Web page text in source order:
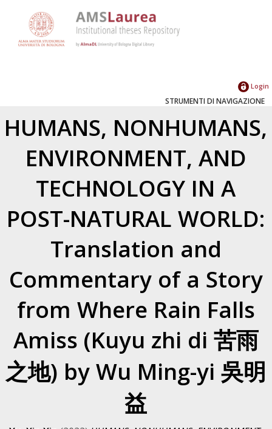
Login
STRUMENTI DI NAVIGAZIONE
HUMANS, NONHUMANS,
ENVIRONMENT, AND
TECHNOLOGY IN A
POST-NATURAL WORLD:
Translation and
Commentary of a Story
from Where Rain Falls
Amiss (Kuyu zhi di 苦雨
之地) by Wu Ming-yi 吳明
益